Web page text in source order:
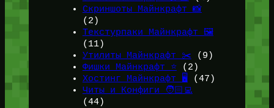
Скриншоты Майнкрафт 📸
(2)
Текстурпаки Майнкрафт 🖼️
(11)
Утилиты Майнкрафт ✂️ (9)
Фишки Майнкрафт ⭐(2)
Хостинг Майнкрафт 🖥️ (47)
Читы и Конфиги 🧑🏻‍💻
(44)